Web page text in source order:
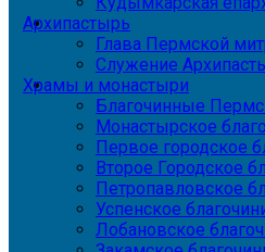
Архипастырь
Глава Пермской
Служение
Храмы и монастыри
Благочинные
Монастырское
Первое городское
Второе Городское
Петропавловское
Успенское
Лобановское